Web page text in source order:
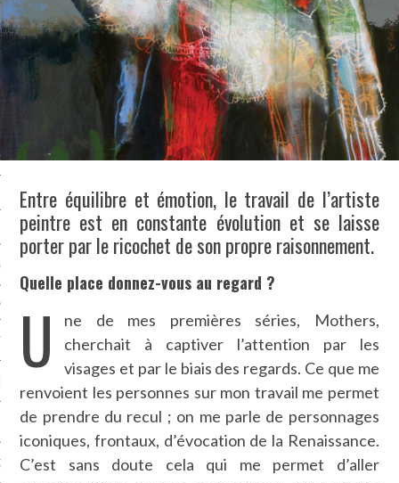
GUERRE
EN VOD
Entre équilibre et émotion, le travail de l’artiste
peintre est en constante évolution et se laisse
porter par le ricochet de son propre raisonnement.
Quelle place donnez-vous au regard ?
U
ne de mes premières séries, Mothers,
cherchait à captiver l’attention par les
visages et par le biais des regards. Ce que me
renvoient les personnes sur mon travail me permet
de prendre du recul ; on me parle de personnages
iconiques, frontaux, d’évocation de la Renaissance.
C’est sans doute cela qui me permet d’aller